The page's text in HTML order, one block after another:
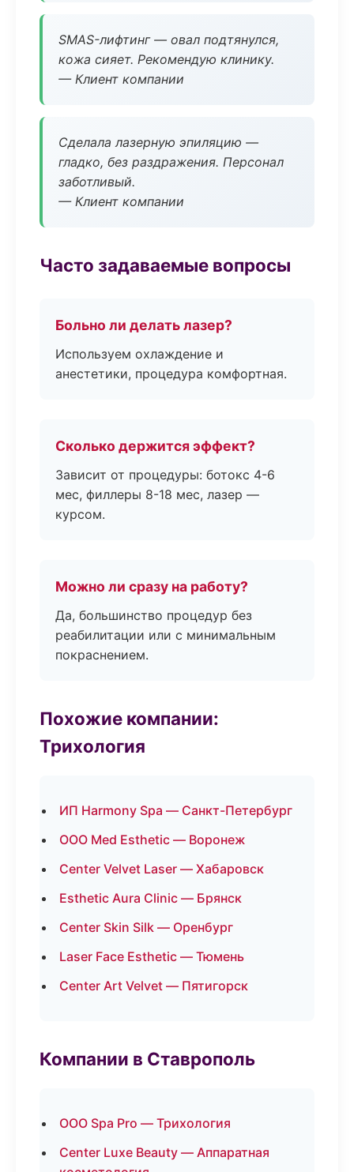
SMAS-лифтинг — овал подтянулся,
кожа сияет. Рекомендую клинику.
— Клиент компании
Сделала лазерную эпиляцию —
гладко, без раздражения. Персонал
заботливый.
— Клиент компании
Часто задаваемые вопросы
Больно ли делать лазер?
Используем охлаждение и
анестетики, процедура комфортная.
Сколько держится эффект?
Зависит от процедуры: ботокс 4-6
мес, филлеры 8-18 мес, лазер —
курсом.
Можно ли сразу на работу?
Да, большинство процедур без
реабилитации или с минимальным
покраснением.
Похожие компании:
Трихология
ИП Harmony Spa — Санкт-Петербург
ООО Med Esthetic — Воронеж
Center Velvet Laser — Хабаровск
Esthetic Aura Clinic — Брянск
Center Skin Silk — Оренбург
Laser Face Esthetic — Тюмень
Center Art Velvet — Пятигорск
Компании в Ставрополь
ООО Spa Pro — Трихология
Center Luxe Beauty — Аппаратная